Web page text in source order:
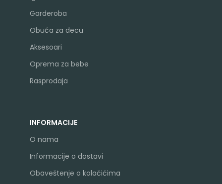
Garderoba
Obuća za decu
Aksesoari
Oprema za bebe
Rasprodaja
INFORMACIJE
O nama
Informacije o dostavi
Obaveštenje o kolačićima